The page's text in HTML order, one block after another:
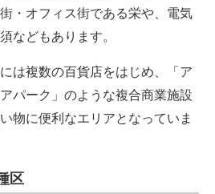
・オフィス街である栄や、電気
などもあります。
は複数の百貨店をはじめ、「ア
パーク」のような複合商業施設
物に便利なエリアとなっていま
区